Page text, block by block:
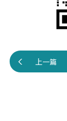
上一篇